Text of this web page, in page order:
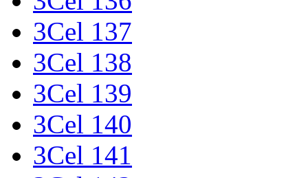
3Cel 137
3Cel 138
3Cel 139
3Cel 140
3Cel 141